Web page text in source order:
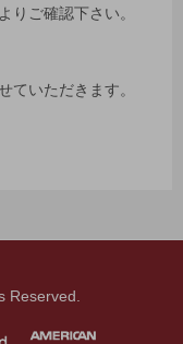
よりご確認下さい。
ていただきます。
Reserved.